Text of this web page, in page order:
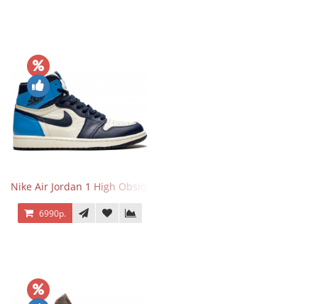
Nike Air Jordan 1 High Obsidian University Blue
6990р.